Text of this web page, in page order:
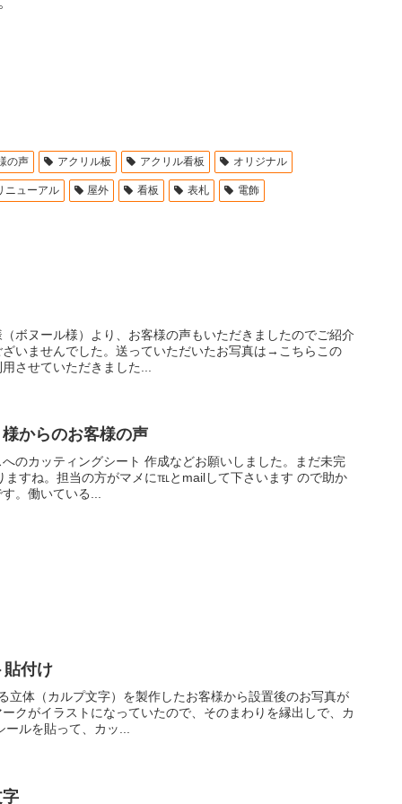
の声 アクリル板 アクリル看板 オリジナル
ニューアル 屋外 看板 表札 電飾
ボヌール様）より、お客様の声もいただきましたのでご紹介
いませんでした。送っていただいたお写真は→こちらこの
させていただきました...
からのお客様の声
のカッティングシート 作成などお願いしました。まだ未完
ますね。担当の方がマメに℡とmailして下さいます ので助か
。働いている...
付け
立体（カルプ文字）を製作したお客様から設置後のお写真が
クがイラストになっていたので、そのまわりを縁出しで、カ
ールを貼って、カッ...